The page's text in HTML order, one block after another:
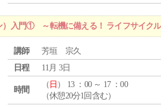
）入門① ～転機に備える！ ライフサイク
講師
芳垣 宗久
日程
11月 3日
時間
（ 日 ） 13 ：00 ～ 17 ：00
（休憩20分1回含む）